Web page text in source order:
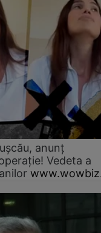
anunț
Vedeta a